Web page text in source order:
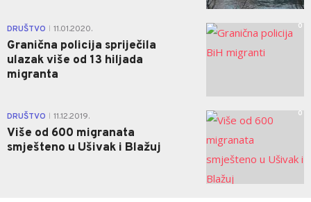
DRUŠTVO 11.01.2020.
Granična policija spriječila
ulazak više od 13 hiljada
migranta
0
DRUŠTVO 11.12.2019.
Više od 600 migranata
smješteno u Ušivak i Blažuj
0